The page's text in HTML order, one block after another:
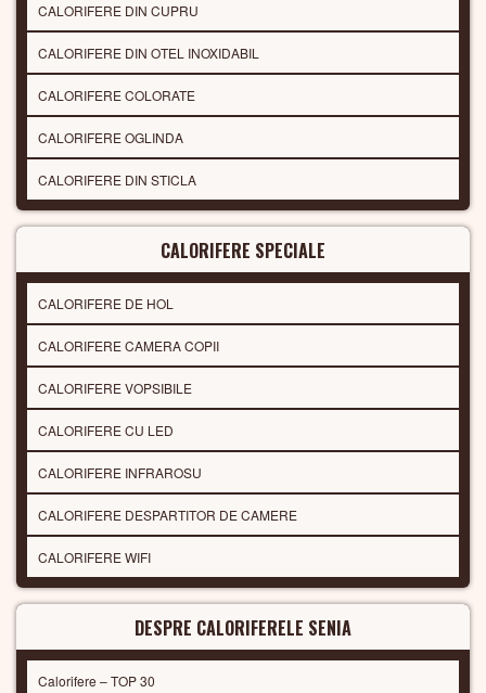
CALORIFERE DIN CUPRU
CALORIFERE DIN OTEL INOXIDABIL
CALORIFERE COLORATE
CALORIFERE OGLINDA
CALORIFERE DIN STICLA
CALORIFERE SPECIALE
CALORIFERE DE HOL
CALORIFERE CAMERA COPII
CALORIFERE VOPSIBILE
CALORIFERE CU LED
CALORIFERE INFRAROSU
CALORIFERE DESPARTITOR DE CAMERE
CALORIFERE WIFI
DESPRE CALORIFERELE SENIA
Calorifere – TOP 30